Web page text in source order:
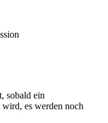
sobald ein
es werden noch